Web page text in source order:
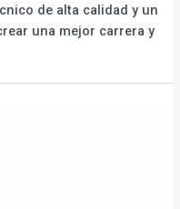
de alta calidad y un
una mejor carrera y